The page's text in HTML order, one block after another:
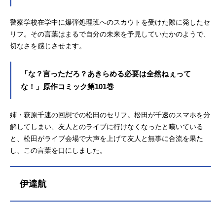
警察学校在学中に爆弾処理班へのスカウトを受けた際に発したセ
リフ。その言葉はまるで自分の未来を予見していたかのようで、
切なさを感じさせます。
「な？言っただろ？あきらめる必要は全然ねぇって
な！」原作コミック第101巻
姉・萩原千速の回想での松田のセリフ。松田が千速のスマホを分
解してしまい、友人とのライブに行けなくなったと嘆いている
と、松田がライブ会場で大声を上げて友人と無事に合流を果た
し、この言葉を口にしました。
伊達航